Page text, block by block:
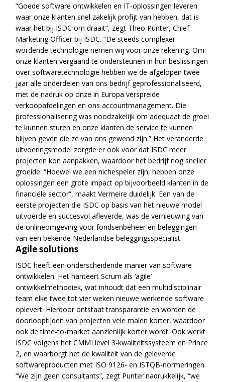
“Goede software ontwikkelen en IT-oplossingen leveren
waar onze klanten snel zakelijk profijt van hebben, dat is
waar het bij ISDC om draait”, zegt Theo Punter, Chief
Marketing Officer bij ISDC. “De steeds complexer
wordende technologie nemen wij voor onze rekening. Om
onze klanten vergaand te ondersteunen in hun beslissingen
over softwaretechnologie hebben we de afgelopen twee
jaar alle onderdelen van ons bedrijf geprofessionaliseerd,
met de nadruk op onze in Europa verspreide
verkoopafdelingen en ons accountmanagement. Die
professionalisering was noodzakelijk om adequaat de groei
te kunnen sturen en onze klanten de service te kunnen
blijven geven die ze van ons gewend zijn.” Het veranderde
uitvoeringsmodel zorgde er ook voor dat ISDC meer
projecten kon aanpakken, waardoor het bedrijf nog sneller
groeide. “Hoewel we een nichespeler zijn, hebben onze
oplossingen een grote impact op bijvoorbeeld klanten in de
financiële sector”, maakt Vermeire duidelijk. Een van de
eerste projecten die ISDC op basis van het nieuwe model
uitvoerde en succesvol afleverde, was de vernieuwing van
de onlineomgeving voor fondsenbeheer en beleggingen
van een bekende Nederlandse beleggingsspecialist.
Agile solutions
ISDC heeft een onderscheidende manier van software
ontwikkelen. Het hanteert Scrum als ‘agile’
ontwikkelmethodiek, wat inhoudt dat een multidisciplinair
team elke twee tot vier weken nieuwe werkende software
oplevert. Hierdoor ontstaat transparantie en worden de
doorlooptijden van projecten vele malen korter, waardoor
ook de time-to-market aanzienlijk korter wordt. Ook werkt
ISDC volgens het CMMI level 3-kwaliteitssysteem en Prince
2, en waarborgt het de kwaliteit van de geleverde
softwareproducten met ISO 9126- en ISTQB-normeringen.
“We zijn geen consultants”, zegt Punter nadrukkelijk, “we